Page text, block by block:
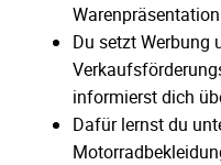
Du setzt Werbung
informierst dich
Dafür lernst du